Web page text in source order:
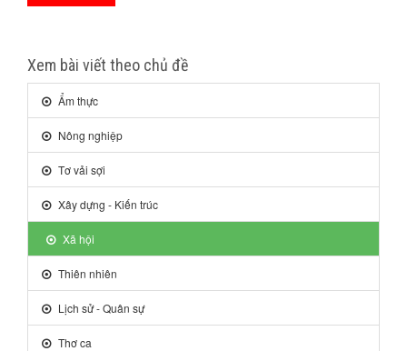
Xem bài viết theo chủ đề
Ẩm thực
Nông nghiệp
Tơ vải sợi
Xây dựng - Kiến trúc
Xã hội
Thiên nhiên
Lịch sử - Quân sự
Thơ ca